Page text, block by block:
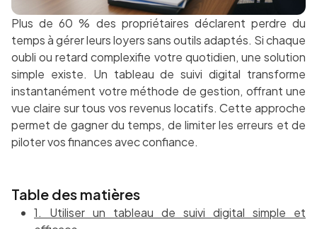
Plus de 60 % des propriétaires déclarent perdre du
temps à gérer leurs loyers sans outils adaptés. Si chaque
oubli ou retard complexifie votre quotidien, une solution
simple existe. Un tableau de suivi digital transforme
instantanément votre méthode de gestion, offrant une
vue claire sur tous vos revenus locatifs. Cette approche
permet de gagner du temps, de limiter les erreurs et de
piloter vos finances avec confiance.
Table des matières
1. Utiliser un tableau de suivi digital simple et